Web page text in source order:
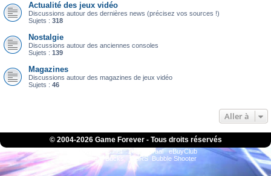
Actualité des jeux vidéo
Discussions autour des dernières news (précisez vos sources !)
Sujets : 318
Nostalgie
Discussions autour des anciennes consoles
Sujets : 139
Magazines
Discussions autour des magazines de jeux vidéo
Sujets : 46
Aller à
© 2004-2026 Game Forever - Tous droits réservés
ConsolesPlus.net 1UP iGraal
eBuyClub
Fortnite V-Bucks
OSRS Bubble Shooter